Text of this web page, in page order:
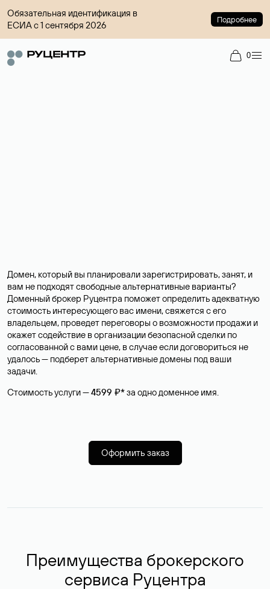
Обязательная идентификация в
ЕСИА с 1 сентября 2026
Подробнее
0
Домен, который вы планировали зарегистрировать, занят, и
вам не подходят свободные альтернативные варианты?
Доменный брокер Руцентра поможет определить адекватную
стоимость интересующего вас имени, свяжется с его
владельцем, проведет переговоры о возможности продажи и
окажет содействие в организации безопасной сделки по
согласованной с вами цене, в случае если договориться не
удалось — подберет альтернативные домены под ваши
задачи.
Стоимость услуги —4599 ₽*за одно доменное имя.
Оформить заказ
Преимущества брокерского
сервиса Руцентра